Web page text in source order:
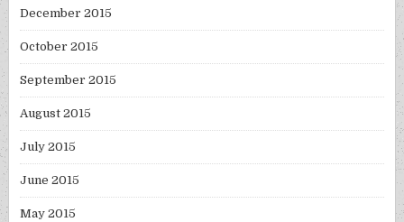
December 2015
October 2015
September 2015
August 2015
July 2015
June 2015
May 2015